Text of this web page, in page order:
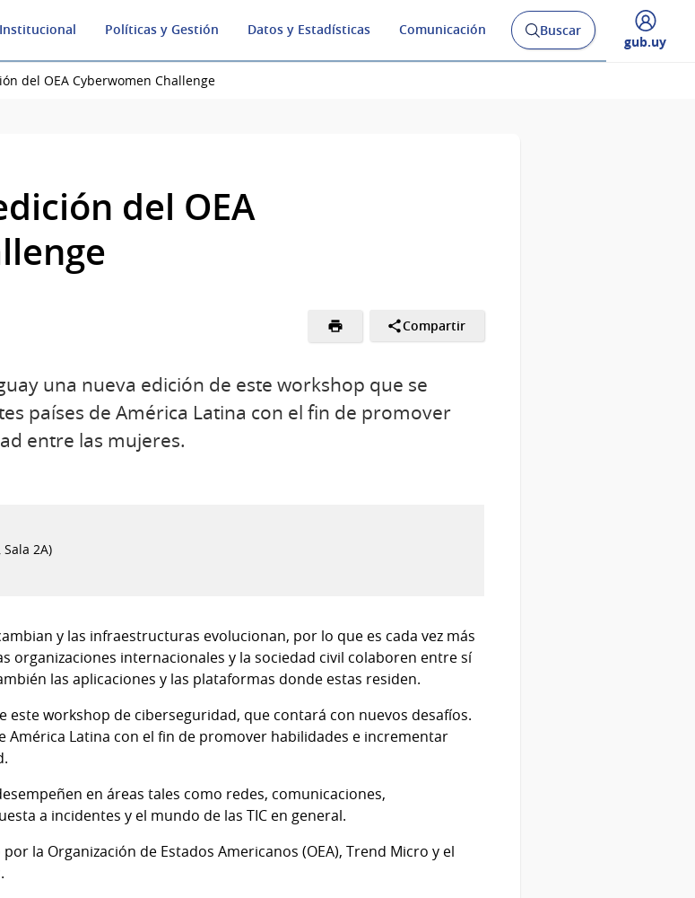
Institucional Políticas y Gestión Datos y Estadísticas Comunicación
Abrir
buscador
Buscar
Desplegar
gub.uy
del OEA Cyberwomen Challenge
del OEA
Compartir
una nueva edición de este workshop que se
países de América Latina con el fin de promover
entre las mujeres.
2A)
y las infraestructuras evolucionan, por lo que es cada vez más
organizaciones internacionales y la sociedad civil colaboren entre sí
las aplicaciones y las plataformas donde estas residen.
este workshop de ciberseguridad, que contará con nuevos desafíos.
América Latina con el fin de promover habilidades e incrementar
en áreas tales como redes, comunicaciones,
a incidentes y el mundo de las TIC en general.
la Organización de Estados Americanos (OEA), Trend Micro y el